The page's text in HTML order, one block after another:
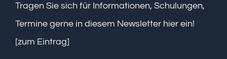
Tragen Sie sich für Informationen, Schulungen,
Termine gerne in diesem Newsletter hier ein!
[zum Eintrag]